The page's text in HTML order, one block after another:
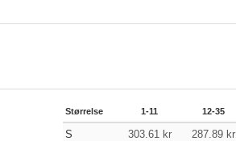
Størrelse 1-11 12-35
S 303.61 kr 287.89 kr